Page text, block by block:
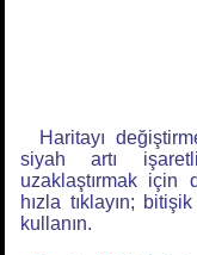
Haritayı
siyah artı
uzaklaştırmak için
hızla tıklayın;
kullanın.